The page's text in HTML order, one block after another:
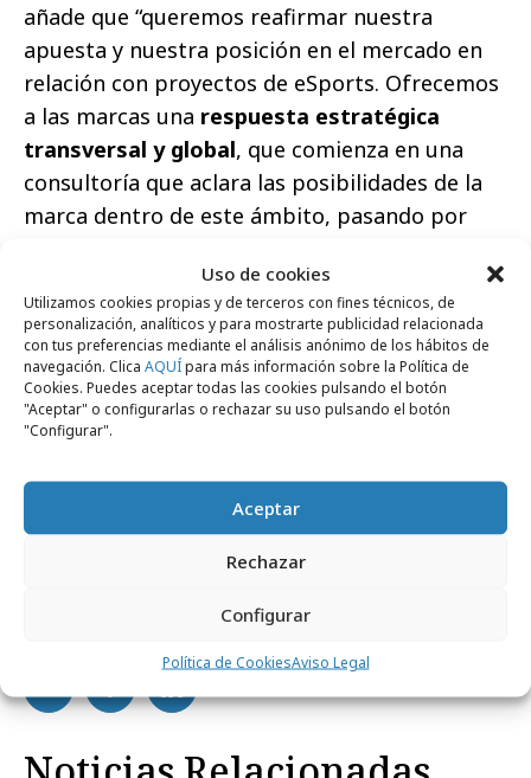
Uso de cookies
Utilizamos cookies propias y de terceros con fines técnicos, de
personalización, analíticos y para mostrarte publicidad relacionada
con tus preferencias mediante el análisis anónimo de los hábitos de
navegación. Clica AQUÍpara más información sobre la Política de
Cookies. Puedes aceptar todas las cookies pulsando el botón
"Aceptar" o configurarlas o rechazar su uso pulsando el botón
"Configurar".
Aceptar
Rechazar
Configurar
Política de CookiesAviso Legal
añade que “queremos reafirmar nuestra
apuesta y nuestra posición en el mercado en
relación con proyectos de eSports. Ofrecemos
a las marcas una respuesta estratégica
transversal y global, que comienza en una
consultoría que aclara las posibilidades de la
marca dentro de este ámbito, pasando por
marca, y con la aportación de unos resultados
con un sistema de medición adaptado, unos
datos que cobrarán más relevancia, si cabe,
para justificar las inversiones. En definitiva,
daremos una respuesta absoluta a las
necesidades de cualquier cliente dentro de
esta industria”.